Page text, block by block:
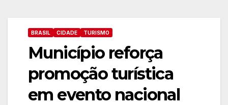
BRASIL CIDADE TURISMO
Município reforça
promoção turística
em evento nacional